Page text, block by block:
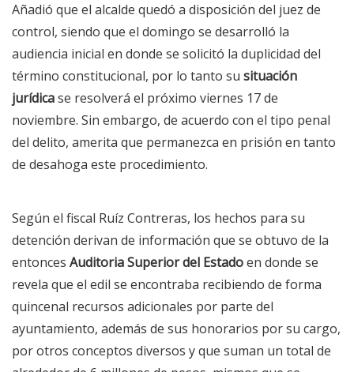
Añadió que el alcalde quedó a disposición del juez de
control, siendo que el domingo se desarrolló la
audiencia inicial en donde se solicitó la duplicidad del
término constitucional, por lo tanto su situación
jurídicase resolverá el próximo viernes 17 de
noviembre. Sin embargo, de acuerdo con el tipo penal
del delito, amerita que permanezca en prisión en tanto
de desahoga este procedimiento.
Según el fiscal Ruíz Contreras, los hechos para su
detención derivan de información que se obtuvo de la
entonces Auditoria Superior del Estadoen donde se
revela que el edil se encontraba recibiendo de forma
quincenal recursos adicionales por parte del
ayuntamiento, además de sus honorarios por su cargo,
por otros conceptos diversos y que suman un total de